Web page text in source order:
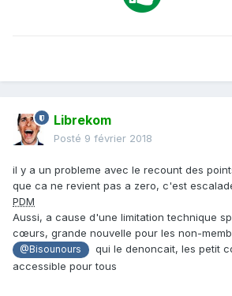
Librekom
Posté 9 février 2018
il y a un probleme avec le recount des
que ca ne revient pas a zero, c'est
PDM
Aussi, a cause d'une limitation technique
cœurs, grande nouvelle pour les non-
@Bisounours
qui le denoncait, les petit
accessible pour tous